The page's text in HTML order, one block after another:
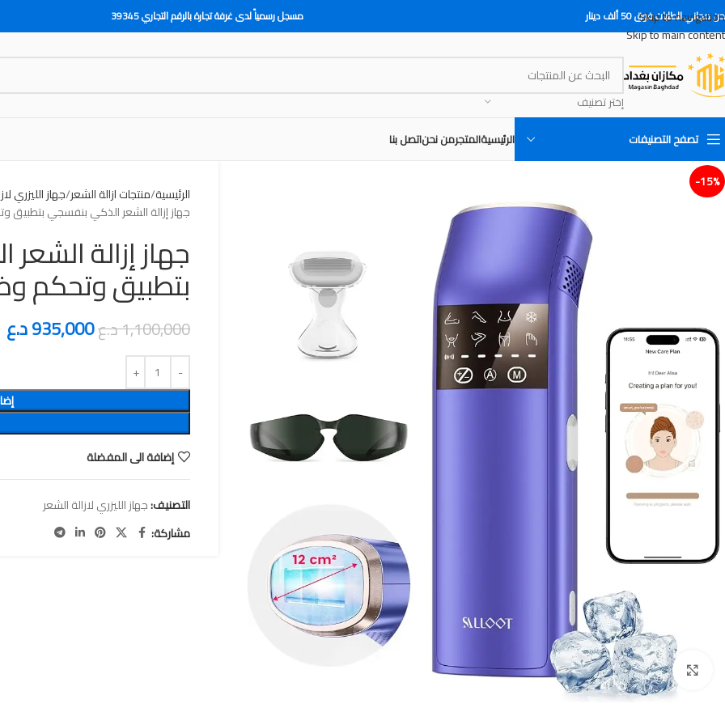
Skip to navigation
Skip to main content
للطلبات فوق 50 ألف دينار مسجل رسمياً لدى غرفة تجارة بالرقم التجاري 39345
إختر تصنيف
تصفح التصنيفات الرئيسيةالمتجرمن نحناتصل بنا
15%-
Click to enlarge
الرئيسية منتجات ازالة الشعر جهاز الليزري
جهاز إزالة الشعر الذكي بنفسجي بتطبيق
جهاز إزالة
بتطبيق وتحكم
1,100,000د.ع935,000د.ع
إضافة الى المفضلة
التصنيف:جهاز الليزري لازالة الشعر
مشاركة: